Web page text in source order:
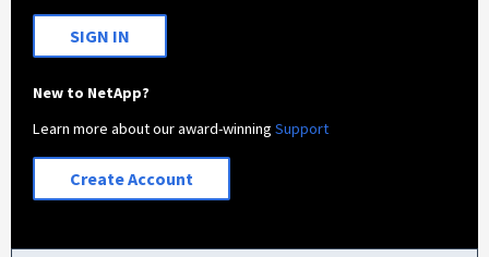
SIGN IN
New to NetApp?
Learn more about our award-winningSupport
Create Account